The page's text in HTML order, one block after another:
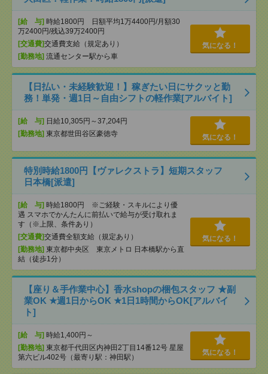
[給 与] 時給1800円 日額平均1万4400円/月額30
万2400円/残込39万2400円
[交通費]交通費支給（規定あり）
[勤務地] 流通センター駅から車
気になる！
【日払い・未経験歓迎！】稼ぎたい日にサクッと勤
務！単発・週1日～自由シフトの軽作業[アルバイト]
[給 与] 日給10,305円～37,204円
[勤務地] 東京都世田谷区豪徳寺 気になる！
特別時給1800円【ヴァレクストラ】短期スタッフ
日本橋[派遣]
[給 与] 時給1800円 ※ご経験・スキルにより優
遇 スマホでかんたんに前払いで給与が受け取れま
す（※上限、条件あり）
[交通費]交通費全額支給（規定あり）
[勤務地] 東京都中央区 東京メトロ 日本橋駅から直
結（徒歩1分）
気になる！
【座り＆手作業中心】香水shopの梱包スタッフ ★副
業OK ★週1日からOK ★1日1時間からOK[アルバイ
ト]
[給 与] 時給1,400円～
[勤務地] 東京都千代田区内神田2丁目14番12号 星屋
第六ビル402号（最寄り駅：神田駅）
気になる！